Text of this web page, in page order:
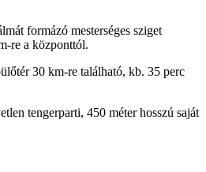
formázó mesterséges sziget
re a központtól.
30 km-re található, kb. 35 perc
tengerparti, 450 méter hosszú saját